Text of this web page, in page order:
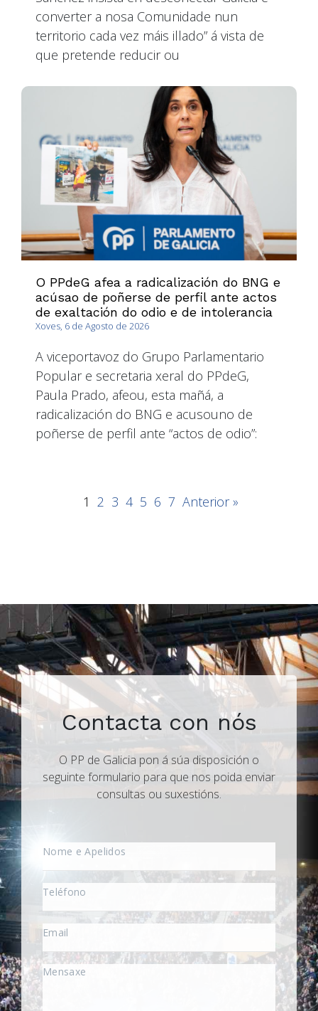
converter a nosa Comunidade nun
territorio cada vez máis illado” á vista de
que pretende reducir ou
O PPdeG afea a radicalización do BNG e
acúsao de poñerse de perfil ante actos
de exaltación do odio e de intolerancia
Xoves, 6 de Agosto de 2026
A viceportavoz do Grupo Parlamentario
Popular e secretaria xeral do PPdeG,
Paula Prado, afeou, esta mañá, a
radicalización do BNG e acusouno de
poñerse de perfil ante “actos de odio”:
1 2 3 4 5 6 7 Anterior »
Contacta con nós
O PP de Galicia pon á súa disposición o
seguinte formulario para que nos poida enviar
consultas ou suxestións.